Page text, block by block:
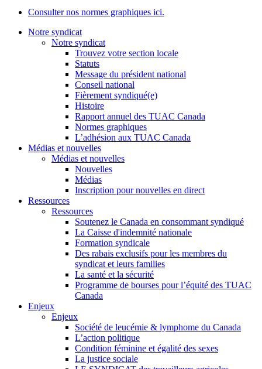
Consulter nos normes graphiques ici.
Notre syndicat
Notre syndicat
Trouvez votre section locale
Statuts
Message du président national
Conseil national
Fièrement syndiqué(e)
Histoire
Rapport annuel des TUAC Canada
Normes graphiques
L’adhésion aux TUAC Canada
Médias et nouvelles
Médias et nouvelles
Nouvelles
Médias
Inscription pour nouvelles en direct
Ressources
Ressources
Soutenez le Canada en consommant syndiqué
La Caisse d'indemnité nationale
Formation syndicale
Des rabais exclusifs pour les membres du
syndicat et leurs families
La santé et la sécurité
Programme de bourses pour l’équité des TUAC
Canada
Enjeux
Enjeux
Société de leucémie & lymphome du Canada
L’action politique
Condition féminine et égalité des sexes
La justice sociale